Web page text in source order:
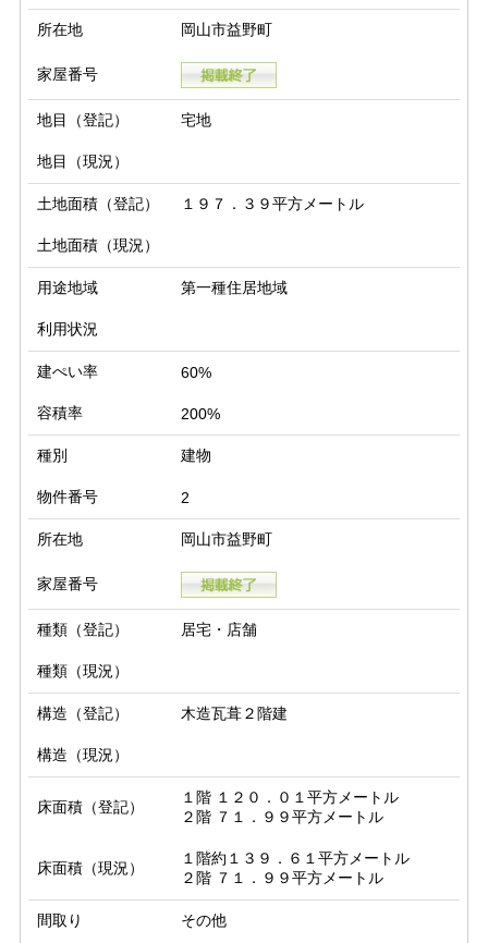
所在地 岡山市益野町
家屋番号
地目（登記） 宅地
地目（現況）
土地面積（登記） １９７．３９平方メートル
土地面積（現況）
用途地域 第一種住居地域
利用状況
建ぺい率 60%
容積率 200%
種別 建物
物件番号 2
所在地 岡山市益野町
家屋番号
種類（登記） 居宅・店舗
種類（現況）
構造（登記） 木造瓦葺２階建
構造（現況）
床面積（登記）
１階 １２０．０１平方メートル
２階 ７１．９９平方メートル
床面積（現況）
１階約１３９．６１平方メートル
２階 ７１．９９平方メートル
間取り その他